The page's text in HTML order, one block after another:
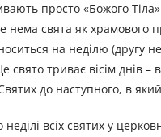
просто «Божого
нема свята як храмового
на неділю (другу
свято триває вісім днів –
до наступного, в
всіх святих у